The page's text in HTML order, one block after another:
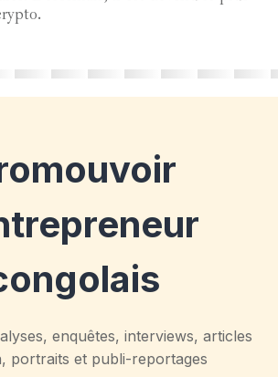
enquêtes, interviews, articles
portraits et publi-reportages